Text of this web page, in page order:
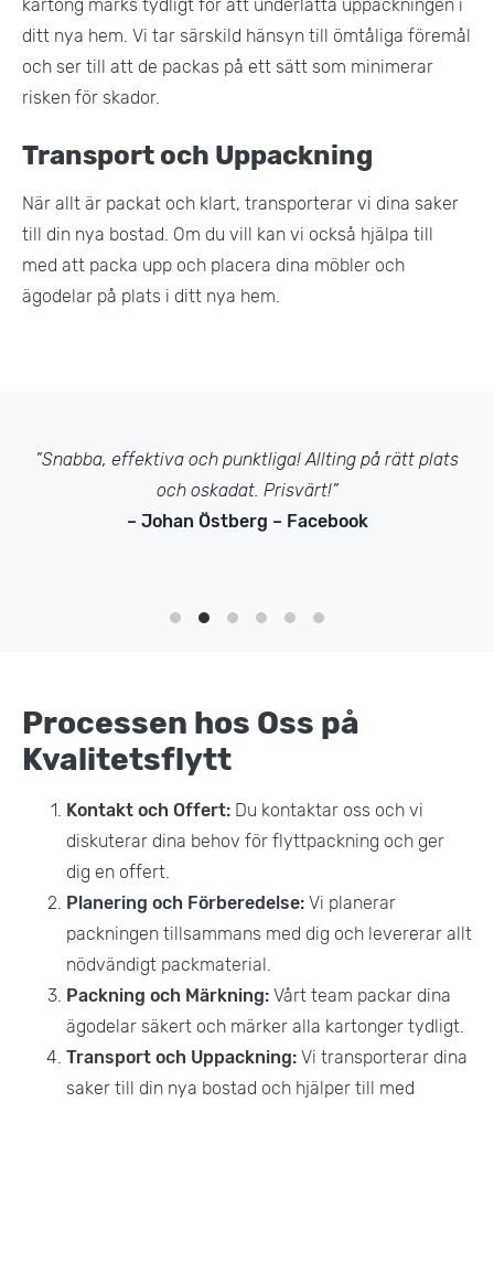
kartong märks tydligt för att underlätta uppackningen i
ditt nya hem. Vi tar särskild hänsyn till ömtåliga föremål
och ser till att de packas på ett sätt som minimerar
risken för skador.
Transport och Uppackning
När allt är packat och klart, transporterar vi dina saker
till din nya bostad. Om du vill kan vi också hjälpa till
med att packa upp och placera dina möbler och
ägodelar på plats i ditt nya hem.
”Snabba, effektiva och punktliga! Allting på rätt plats
och oskadat. Prisvärt!”
– Johan Östberg – Facebook
Processen hos Oss på
Kvalitetsflytt
Kontakt och Offert: Du kontaktar oss och vi
diskuterar dina behov för flyttpackning och ger
dig en offert.
Planering och Förberedelse: Vi planerar
packningen tillsammans med dig och levererar allt
nödvändigt packmaterial.
Packning och Märkning: Vårt team packar dina
ägodelar säkert och märker alla kartonger tydligt.
Transport och Uppackning: Vi transporterar dina
saker till din nya bostad och hjälper till med